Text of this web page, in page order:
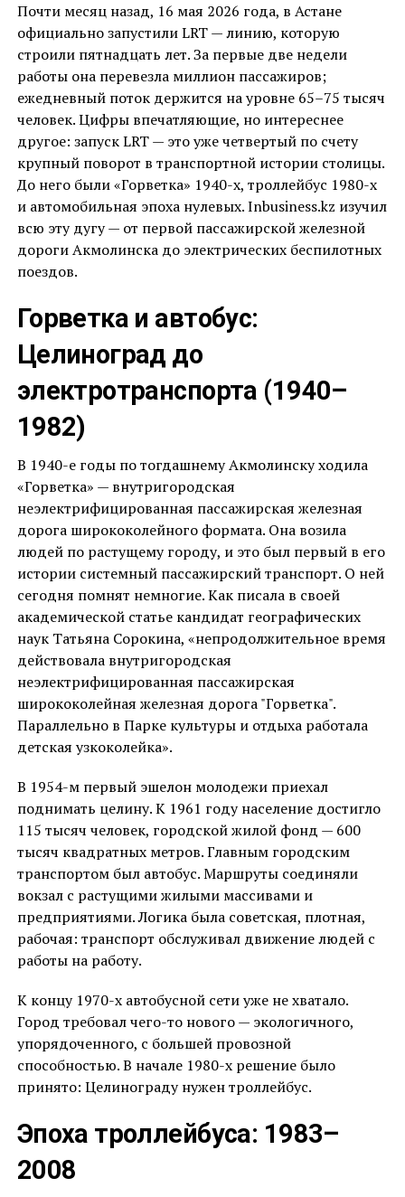
Почти месяц назад, 16 мая 2026 года, в Астане
официально запустили LRT — линию, которую
строили пятнадцать лет. За первые две недели
работы она перевезла миллион пассажиров;
ежедневный поток держится на уровне 65–75 тысяч
человек. Цифры впечатляющие, но интереснее
другое: запуск LRT — это уже четвертый по счету
крупный поворот в транспортной истории столицы.
До него были «Горветка» 1940-х, троллейбус 1980-х
и автомобильная эпоха нулевых. Inbusiness.kz изучил
всю эту дугу — от первой пассажирской железной
дороги Акмолинска до электрических беспилотных
поездов.
Горветка и автобус:
Целиноград до
электротранспорта (1940–
1982)
В 1940-е годы по тогдашнему Акмолинску ходила
«Горветка» — внутригородская
неэлектрифицированная пассажирская железная
дорога ширококолейного формата. Она возила
людей по растущему городу, и это был первый в его
истории системный пассажирский транспорт. О ней
сегодня помнят немногие. Как писала в своей
академической статье кандидат географических
наук Татьяна Сорокина, «непродолжительное время
действовала внутригородская
неэлектрифицированная пассажирская
ширококолейная железная дорога "Горветка".
Параллельно в Парке культуры и отдыха работала
детская узкоколейка».
В 1954-м первый эшелон молодежи приехал
поднимать целину. К 1961 году население достигло
115 тысяч человек, городской жилой фонд — 600
тысяч квадратных метров. Главным городским
транспортом был автобус. Маршруты соединяли
вокзал с растущими жилыми массивами и
предприятиями. Логика была советская, плотная,
рабочая: транспорт обслуживал движение людей с
работы на работу.
К концу 1970-х автобусной сети уже не хватало.
Город требовал чего-то нового — экологичного,
упорядоченного, с большей провозной
способностью. В начале 1980-х решение было
принято: Целинограду нужен троллейбус.
Эпоха троллейбуса: 1983–
2008